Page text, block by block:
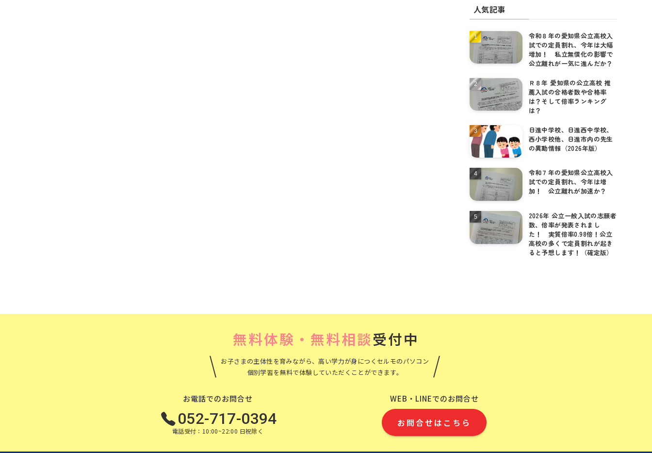
ブ人気記事
令和８年の愛知県公立高校入
試での定員割れ、今年は大幅
増加！ 私立無償化の影響で
公立離れが一気に進んだか？
Ｒ８年 愛知県の公立高校 推
薦入試の合格者数や合格率
は？そして倍率ランキング
は？
日進中学校、日進西中学校、
西小学校他、日進市内の先生
の異動情報（2026年版）
令和７年の愛知県公立高校入
試での定員割れ、今年は増
加！ 公立離れが加速か？
2026年 公立一般入試の志願者
数、倍率が発表されまし
た！ 実質倍率0.98倍！公立
高校の多くで定員割れが起き
ると予想します！（確定版）
無料体験・無料相談受付中
お子さまの主体性を育みながら、高い学力が身につくセルモのパソコン
個別学習を無料で体験していただくことができます。
お電話でのお問合せ
052-717-0394
電話受付：10:00~22:00 日祝除く
WEB・LINEでのお問合せ
お問合せはこちら